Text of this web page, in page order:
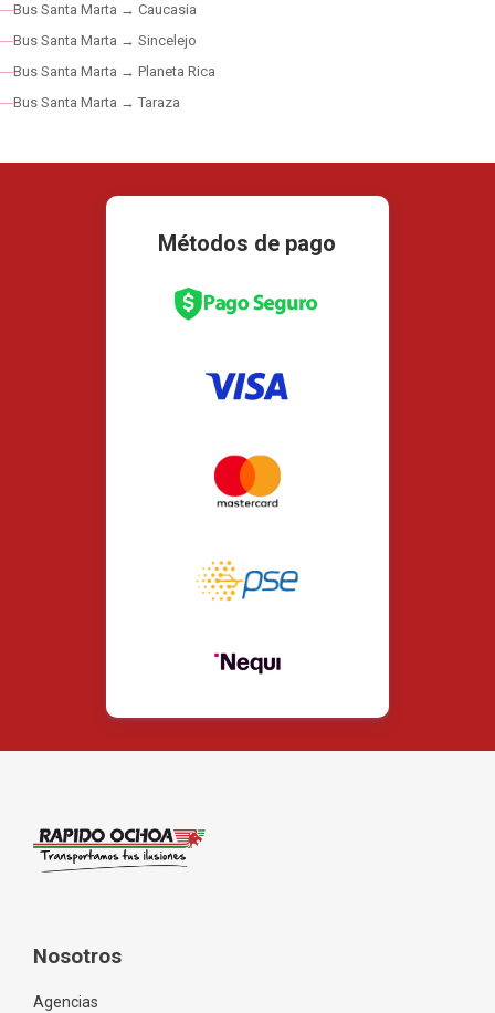
Bus Santa Marta → Caucasia
Bus Santa Marta → Sincelejo
Bus Santa Marta → Planeta Rica
Bus Santa Marta → Taraza
Métodos de pago
Nosotros
Agencias